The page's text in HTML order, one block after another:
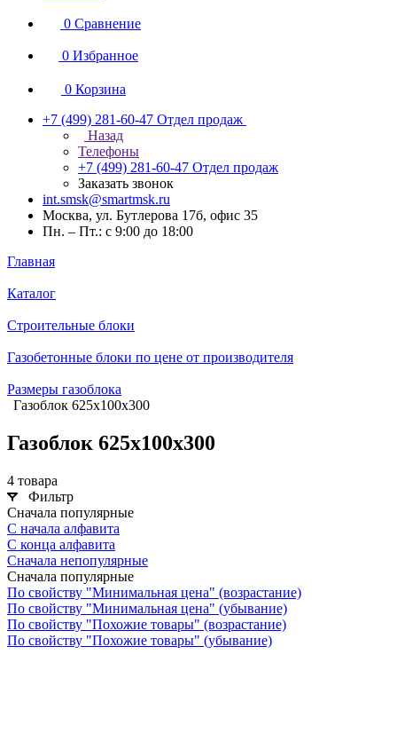
0 Сравнение
0 Избранное
0 Корзина
+7 (499) 281-60-47 Отдел продаж
Назад
Телефоны
+7 (499) 281-60-47 Отдел продаж
Заказать звонок
int.smsk@smartmsk.ru
Москва, ул. Бутлерова 17б, офис 35
Пн. – Пт.: с 9:00 до 18:00
Главная
Каталог
Строительные блоки
Газобетонные блоки по цене от производителя
Размеры газоблока
Газоблок 625х100х300
Газоблок 625х100х300
4 товара
Фильтр
Сначала популярные
С начала алфавита
С конца алфавита
Сначала непопулярные
Сначала популярные
По свойству "Минимальная цена" (возрастание)
По свойству "Минимальная цена" (убывание)
По свойству "Похожие товары" (возрастание)
По свойству "Похожие товары" (убывание)